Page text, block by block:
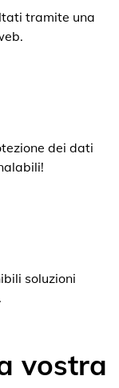
tramite una
dei dati
soluzioni
vostra